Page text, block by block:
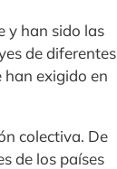
y han sido las
de diferentes
han exigido en
colectiva. De
de los países